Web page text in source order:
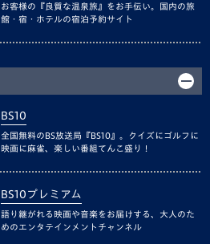
お客様の『良質な温泉旅』をお手伝い。国内の旅
館・宿・ホテルの宿泊予約サイト
BS10
全国無料のBS放送局『BS10』。クイズにゴルフに
映画に麻雀、楽しい番組てんこ盛り！
BS10プレミアム
語り継がれる映画や音楽をお届けする、大人のた
めのエンタテインメントチャンネル